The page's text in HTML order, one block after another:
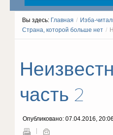
Вы здесь: Главная / Изба-
Страна, которой больше нет /
часть 2
Опубликовано: 07.04.2016, 20:06